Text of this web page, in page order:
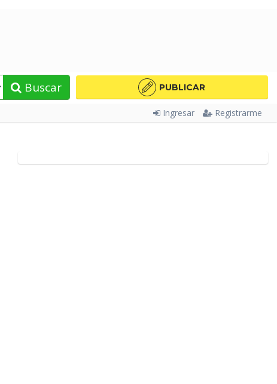
Buscar PUBLICAR
Ingresar Registrarme